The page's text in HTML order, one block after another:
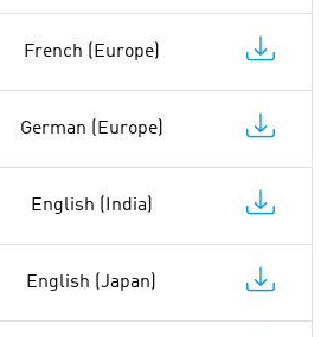
French (Europe)
German (Europe)
English (India)
English (Japan)